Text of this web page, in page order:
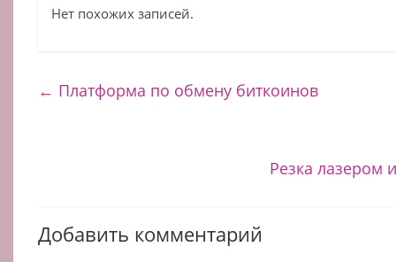
Нет похожих записей.
← Платформа по обмену биткоинов
Резка лазером
Добавить комментарий